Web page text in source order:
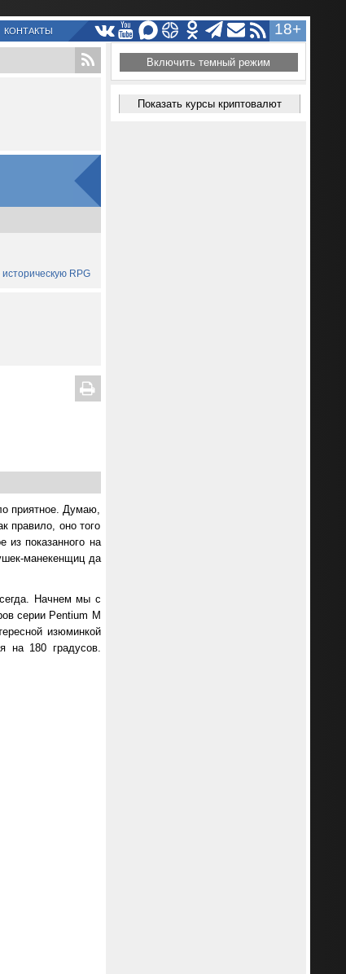
18+
КОНТАКТЫ
RPG
приятное. Думаю,
правило, оно того
из показанного на
манекенщиц да
Начнем мы с
серии Pentium M
изюминкой
на 180 градусов.
Включить темный режим
Показать курсы криптовалют